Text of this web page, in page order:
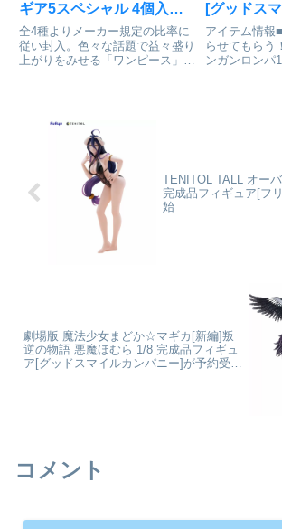
ギア5スペシャル 4個入り
BOXが予約受付開始
全4種よりメーカー規定の比率に
従い封入。色々な話題で益々盛り
上がりをみせる「ワンピース」の
ア5」だけをライン...
[グッドス
ー]が予約
アイテム情報
らせてもらう
ンガンロンパ
TENITOL TALL オー
完成品フィギュア[フ
始
劇場版 魔法少女まどか☆マギカ[新編]叛
逆の物語 悪魔ほむら 1/8 完成品フィギュ
ア[グッドスマイルカンパニー]が予約受付
コメント